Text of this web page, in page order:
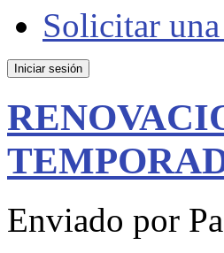
Solicitar
Enviado por